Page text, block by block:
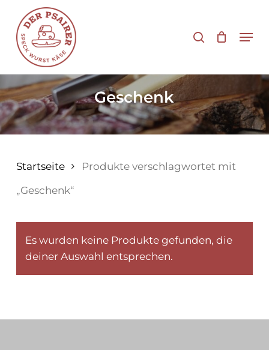
Hauptinhalt
springen
Geschenk
Startseite
Produkte verschlagwortet mit
„Geschenk“
Es wurden keine Produkte gefunden, die
deiner Auswahl entsprechen.